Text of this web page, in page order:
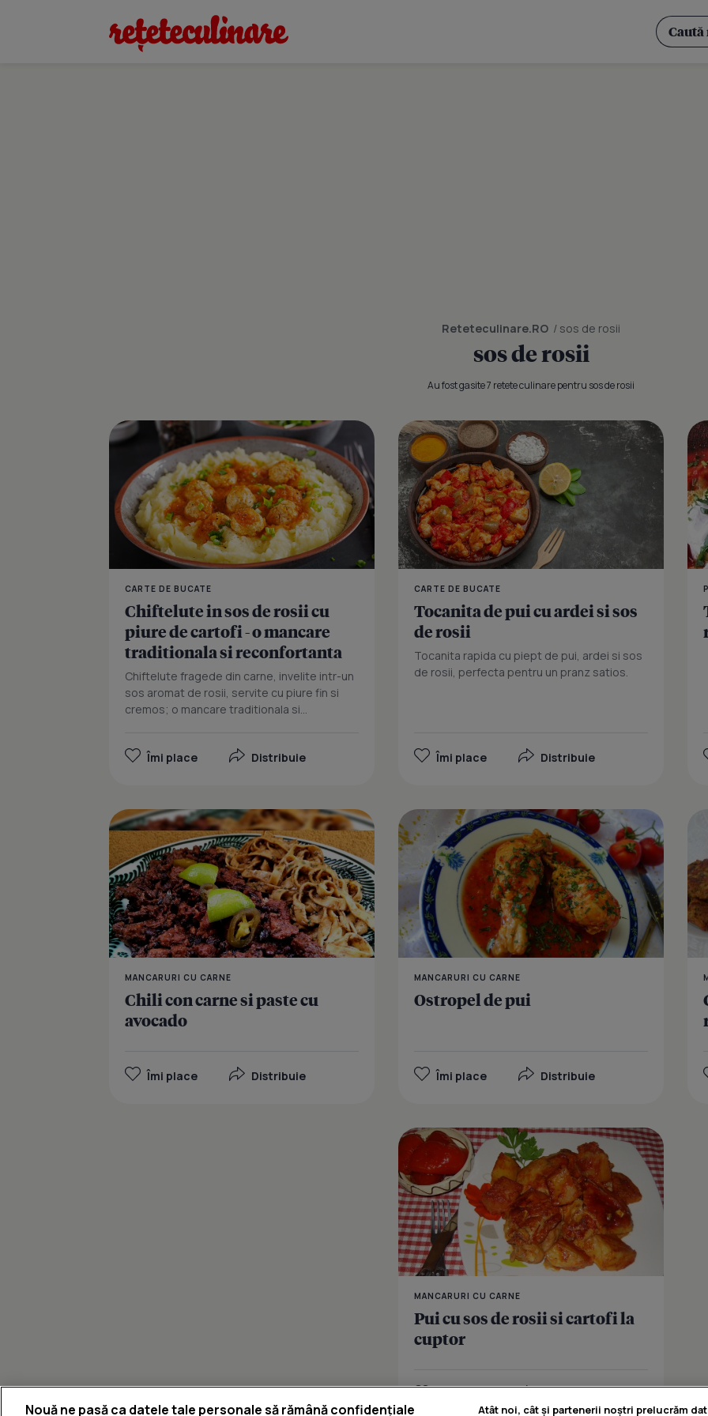
Reteteculinare.RO / sos de rosii
sos de rosii
Au fost gasite 7 retete culinare pentru sos de rosii
CARTE DE BUCATE
Chiftelute in sos de rosii cu
piure de cartofi - o mancare
traditionala si reconfortanta
Chiftelute fragede din carne, invelite intr-un
sos aromat de rosii, servite cu piure fin si
cremos; o mancare traditionala si...
Îmi place Distribuie
Chiftelute
CARTE DE BUCATE
Tocanita de pui cu ardei si sos
de rosii
Tocanita rapida cu piept de pui, ardei si sos
de rosii, perfecta pentru un pranz satios.
Îmi place Distribuie
MANCARURI CU CARNE
Chili con carne si paste cu
avocado
Îmi place Distribuie
Chili con
MANCARURI CU CARNE
Ostropel de pui
Îmi place Distribuie
MANCARURI CU CARNE
Pui cu sos de rosii si cartofi la
cuptor
Nouă ne pasă ca datele tale personale să rămână confidențiale Atât noi, cât și partenerii noștri prelucrăm